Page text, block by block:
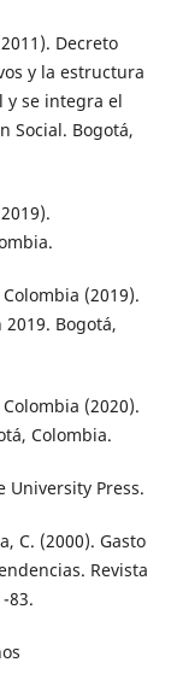
Decreto
y la estructura
y se integra el
Social. Bogotá,
(2019).
Bogotá,
(2020).
Colombia.
University Press.
C. (2000). Gasto
Revista
83.